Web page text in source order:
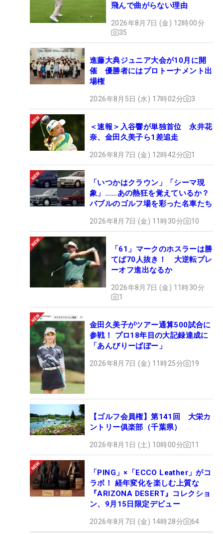
飛んで曲がらない理由
2026年8月7日 (金) 12時00分
35
進藤大典ジュニア大会が10月に開
催 優勝者にはプロトーナメント出
場権
2026年8月5日 (水) 17時02分 3
＜速報＞入谷響が単独首位 永井花
奈、金田久美子ら1差追走
2026年8月7日 (金) 12時42分 1
「いつかはクラウン」「シーマ現
象」……あの熱狂を覚えているか？
バブルのゴルフ場を彩った名車たち
2026年8月7日 (金) 11時30分 10
「61」マークのホスラーは勝
てば70人抜き！ 大逆転プレ
ーオフ進出なるか
2026年8月7日 (金) 11時30分
1
金田久美子がツアー通算500試合に
参戦！ プロ18年目の大記録達成に
「あんびりーばぼー」
2026年8月7日 (金) 11時25分 19
【ゴルフ会員権】第141回 大栄カ
ントリー俱楽部（千葉県）
2026年8月1日 (土) 10時00分 11
「PING」×「ECCO Leather」がコ
ラボ！ 経年変化を楽しむ上質な
『ARIZONA DESERT』コレクショ
ン、9月15日限定デビュー
2026年8月7日 (金) 14時28分 64